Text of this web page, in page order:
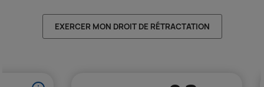
EXERCER MON DROIT DE RÉTRACTATION